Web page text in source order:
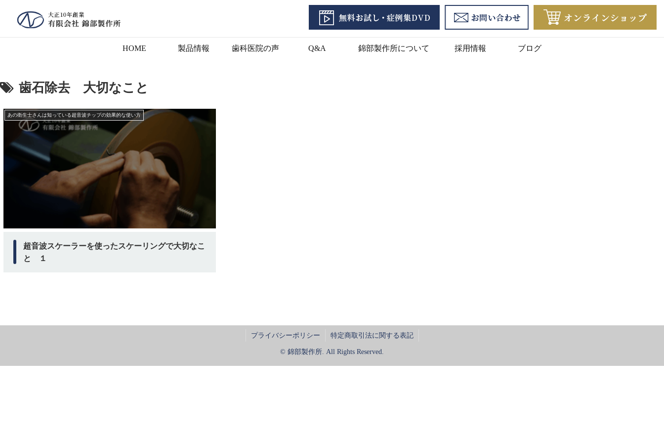
HOME 製品情報 歯科医院の声 Q&A 錦部製作所について 採用情報 ブログ
歯石除去 大切なこと
あの衛生士さんは知っている超音波チップの効果的な使い方
超音波スケーラーを使ったスケーリングで大切なこ
と １
プライバシーポリシー 特定商取引法に関する表記
© 錦部製作所. All Rights Reserved.